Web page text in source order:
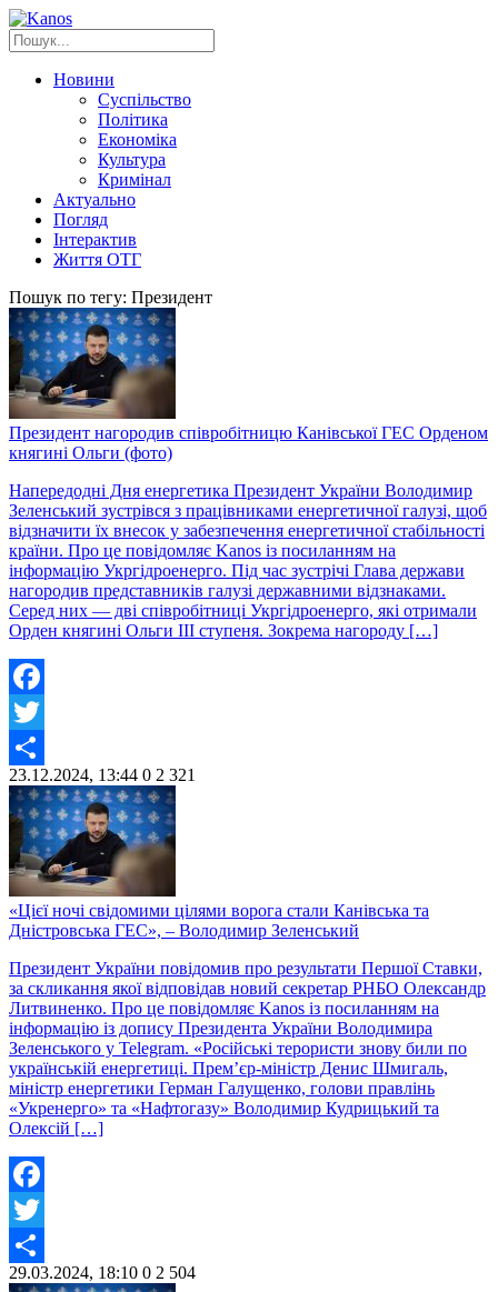
Новини
Суспільство
Політика
Економіка
Культура
Кримінал
Актуально
Погляд
Інтерактив
Життя ОТГ
Пошук по тегу: Президент
Президент нагородив співробітницю Канівської ГЕС Орденом
княгині Ольги (фото)
Напередодні Дня енергетика Президент України Володимир
Зеленський зустрівся з працівниками енергетичної галузі, щоб
відзначити їх внесок у забезпечення енергетичної стабільності
країни. Про це повідомляє Kanos із посиланням на
інформацію Укргідроенерго. Під час зустрічі Глава держави
нагородив представників галузі державними відзнаками.
Серед них — дві співробітниці Укргідроенерго, які отримали
Орден княгині Ольги III ступеня. Зокрема нагороду […]
Facebook
Twitter
Share
23.12.2024, 13:44 0 2 321
«Цієї ночі свідомими цілями ворога стали Канівська та
Дністровська ГЕС», – Володимир Зеленський
Президент України повідомив про результати Першої Ставки,
за скликання якої відповідав новий секретар РНБО Олександр
Литвиненко. Про це повідомляє Kanos із посиланням на
інформацію із допису Президента України Володимира
Зеленського у Telegram. «Російські терористи знову били по
українській енергетиці. Прем’єр-міністр Денис Шмигаль,
міністр енергетики Герман Галущенко, голови правлінь
«Укренерго» та «Нафтогазу» Володимир Кудрицький та
Олексій […]
Facebook
Twitter
Share
29.03.2024, 18:10 0 2 504